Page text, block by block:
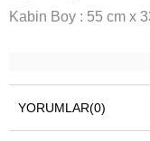
Kabin Boy : 55 cm x
YORUMLAR(0)